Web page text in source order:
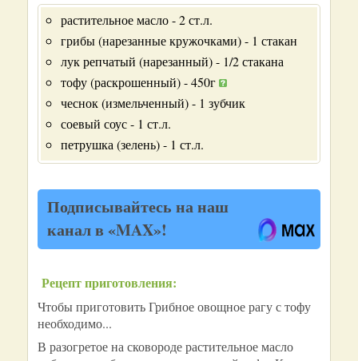
растительное масло - 2 ст.л.
грибы (нарезанные кружочками) - 1 стакан
лук репчатый (нарезанный) - 1/2 стакана
тофу (раскрошенный) - 450г
чеснок (измельченный) - 1 зубчик
соевый соус - 1 ст.л.
петрушка (зелень) - 1 ст.л.
Подписывайтесь на наш
канал в «MAX»!
Рецепт приготовления:
Чтобы приготовить Грибное овощное рагу с тофу
необходимо...
В разогретое на сковороде растительное масло